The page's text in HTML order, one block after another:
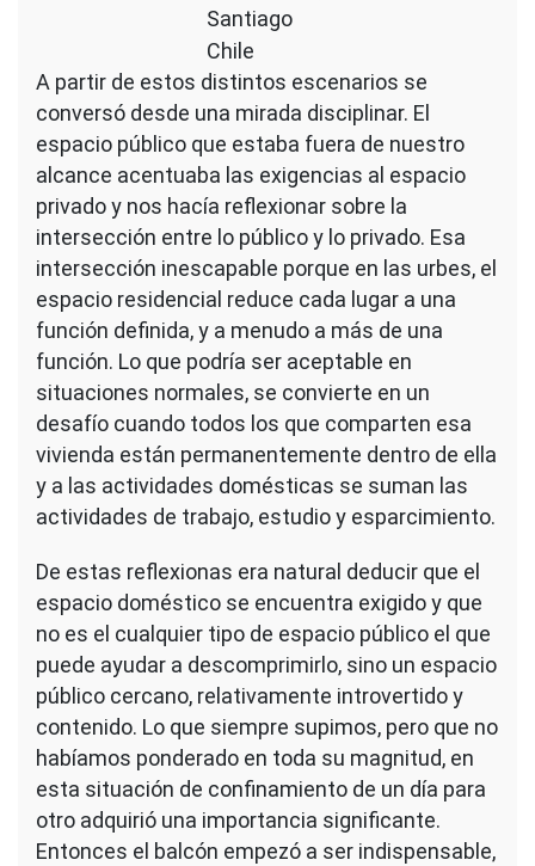
Santiago
Chile
A partir de estos distintos escenarios se
conversó desde una mirada disciplinar. El
espacio público que estaba fuera de nuestro
alcance acentuaba las exigencias al espacio
privado y nos hacía reflexionar sobre la
intersección entre lo público y lo privado. Esa
intersección inescapable porque en las urbes, el
espacio residencial reduce cada lugar a una
función definida, y a menudo a más de una
función. Lo que podría ser aceptable en
situaciones normales, se convierte en un
desafío cuando todos los que comparten esa
vivienda están permanentemente dentro de ella
y a las actividades domésticas se suman las
actividades de trabajo, estudio y esparcimiento.
De estas reflexionas era natural deducir que el
espacio doméstico se encuentra exigido y que
no es el cualquier tipo de espacio público el que
puede ayudar a descomprimirlo, sino un espacio
público cercano, relativamente introvertido y
contenido. Lo que siempre supimos, pero que no
habíamos ponderado en toda su magnitud, en
esta situación de confinamiento de un día para
otro adquirió una importancia significante.
Entonces el balcón empezó a ser indispensable,